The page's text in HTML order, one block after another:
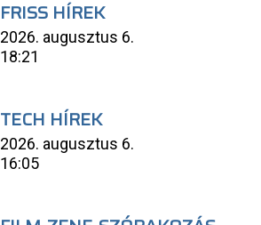
FRISS HÍREK
2026. augusztus 6.
18:21
TECH HÍREK
2026. augusztus 6.
16:05